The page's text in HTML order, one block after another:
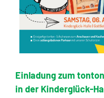
Einladung zum
in der Kinderglück-